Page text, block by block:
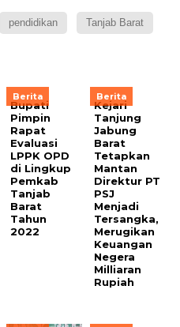
pendidikan Tanjab Barat
Berita
Bupati
Pimpin
Rapat
Evaluasi
LPPK OPD
di Lingkup
Pemkab
Tanjab
Barat
Tahun
2022
Berita
Kejari
Tanjung
Jabung
Barat
Tetapkan
Mantan
Direktur PT
PSJ
Menjadi
Tersangka,
Merugikan
Keuangan
Negera
Milliaran
Rupiah